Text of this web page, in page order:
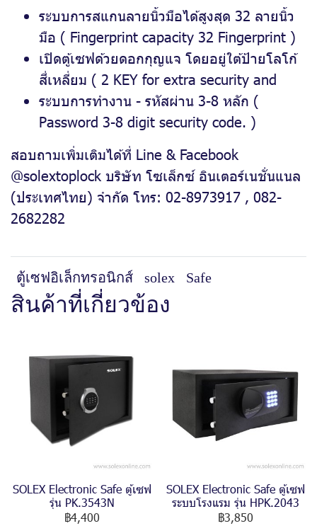
ระบบการสแกนลายนิ้วมือได้สูงสุด 32 ลายนิ้ว
มือ ( Fingerprint capacity 32 Fingerprint )
เปิดตู้เซฟด้วยดอกกุญแจ โดยอยู่ใต้ป้ายโลโก้
สี่เหลี่ยม ( 2 KEY for extra security and
ระบบการทำงาน - รหัสผ่าน 3-8 หลัก (
Password 3-8 digit security code. )
สอบถามเพิ่มเติมได้ที่ Line & Facebook
@solextoplock บริษัท โซเล็กซ์ อินเตอร์เนชั่นแนล
(ประเทศไทย) จำกัด โทร: 02-8973917 , 082-
2682282
ตู้เซฟอิเล็กทรอนิกส์ solex Safe
สินค้าที่เกี่ยวข้อง
SOLEX Electronic Safe ตู้เซฟ
รุ่น PK.3543N
฿4,400
SOLEX Electronic Safe ตู้เซฟ
ระบบโรงแรม รุ่น HPK.2043
฿3,850